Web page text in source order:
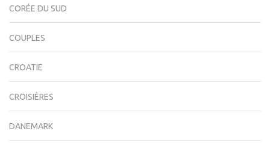
CORÉE DU SUD
COUPLES
CROATIE
CROISIÈRES
DANEMARK